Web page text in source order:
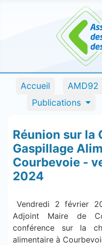
Accueil AMD92
Publications
Réunion sur la
Gaspillage
Courbevoie -
2024
Vendredi 2 février
Adjoint Maire de
conférence sur la
alimentaire à